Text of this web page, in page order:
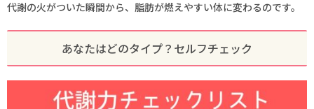
代謝の火がついた瞬間から、脂肪が燃えやすい体に変わるのです。
あなたはどのタイプ？セルフチェック